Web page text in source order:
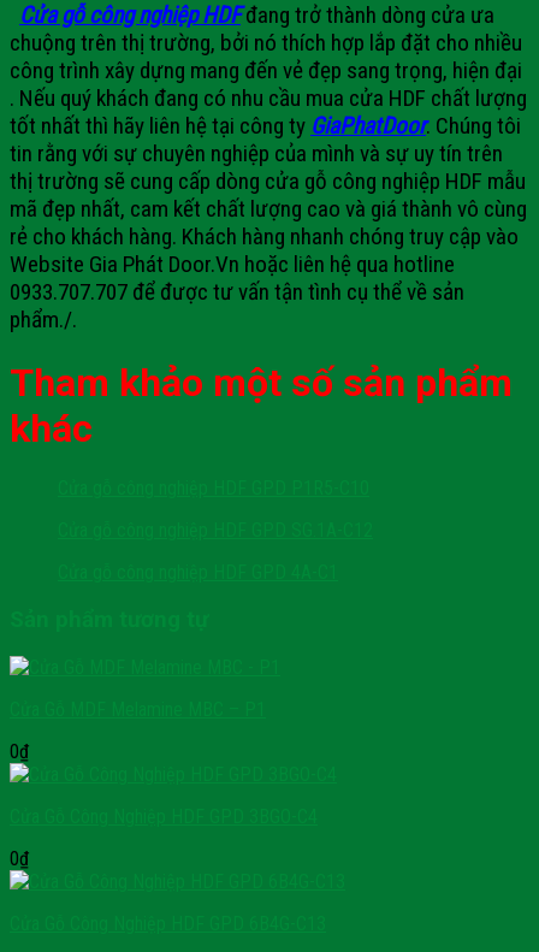
Cửa gỗ công nghiệp HDFđang trở thành dòng cửa ưa
chuộng trên thị trường, bởi nó thích hợp lắp đặt cho nhiều
công trình xây dựng mang đến vẻ đẹp sang trọng, hiện đại
. Nếu quý khách đang có nhu cầu mua cửa HDF chất lượng
tốt nhất thì hãy liên hệ tại công ty GiaPhatDoor. Chúng tôi
tin rằng với sự chuyên nghiệp của mình và sự uy tín trên
thị trường sẽ cung cấp dòng cửa gỗ công nghiệp HDF mẫu
mã đẹp nhất, cam kết chất lượng cao và giá thành vô cùng
rẻ cho khách hàng. Khách hàng nhanh chóng truy cập vào
Website Gia Phát Door.Vn hoặc liên hệ qua hotline
0933.707.707 để được tư vấn tận tình cụ thể về sản
phẩm./.
Tham khảo một số sản phẩm
khác
0₫
0₫